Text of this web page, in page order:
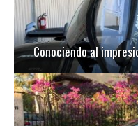
Conociendo al